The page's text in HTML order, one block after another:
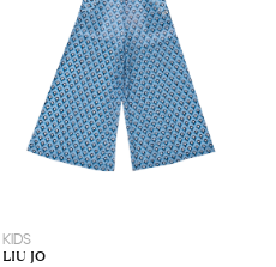
KIDS
LIU JO